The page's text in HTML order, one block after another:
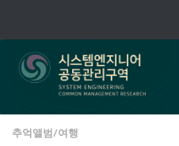
추억앨범/여행